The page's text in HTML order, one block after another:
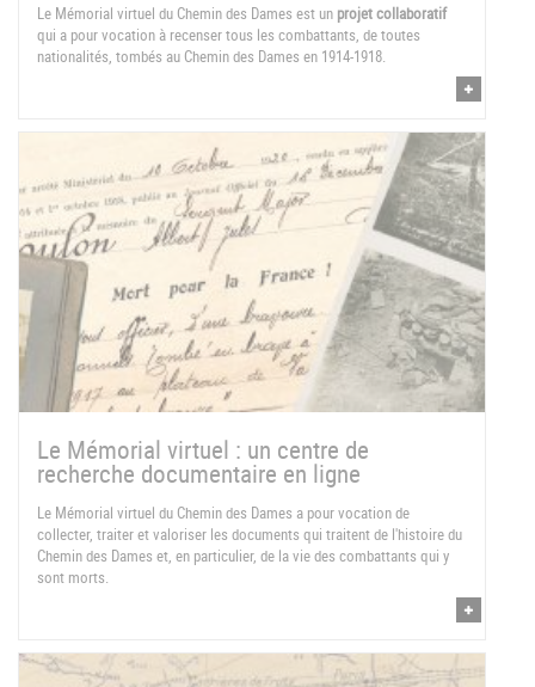
Le Mémorial virtuel du Chemin des Dames est un projet collaboratif
qui a pour vocation à recenser tous les combattants, de toutes
nationalités, tombés au Chemin des Dames en 1914-1918.
Le Mémorial virtuel : un centre de
recherche documentaire en ligne
Le Mémorial virtuel du Chemin des Dames a pour vocation de
collecter, traiter et valoriser les documents qui traitent de l'histoire du
Chemin des Dames et, en particulier, de la vie des combattants qui y
sont morts.